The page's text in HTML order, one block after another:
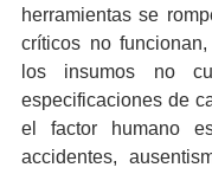
herramientas se
críticos no
los insumos no
especificaciones de
el factor humano
accidentes,